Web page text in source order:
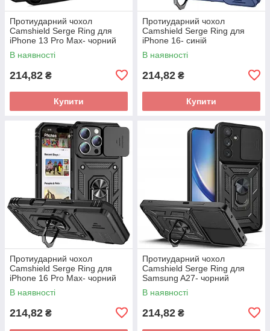
Протиударний чохол
Camshield Serge Ring для
iPhone 13 Pro Max- чорний
В наявності
214,82 ₴
Купити
Протиударний чохол
Camshield Serge Ring для
iPhone 16- синій
В наявності
214,82 ₴
Купити
Протиударний чохол
Camshield Serge Ring для
iPhone 16 Pro Max- чорний
В наявності
214,82 ₴
Протиударний чохол
Camshield Serge Ring для
Samsung A27- чорний
В наявності
214,82 ₴